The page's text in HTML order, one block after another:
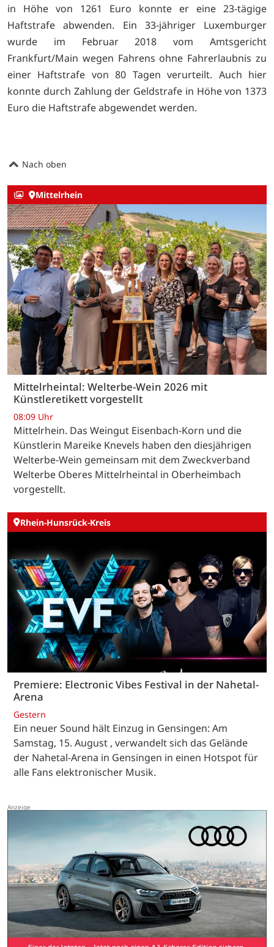
in Höhe von 1261 Euro konnte er eine 23-tägige
Haftstrafe abwenden. Ein 33-jähriger Luxemburger
wurde im Februar 2018 vom Amtsgericht
Frankfurt/Main wegen Fahrens ohne Fahrerlaubnis zu
einer Haftstrafe von 80 Tagen verurteilt. Auch hier
konnte durch Zahlung der Geldstrafe in Höhe von 1373
Euro die Haftstrafe abgewendet werden.
Nach oben
Mittelrhein
Mittelrheintal: Welterbe-Wein 2026 mit
Künstleretikett vorgestellt
08:09 Uhr
Mittelrhein. Das Weingut Eisenbach-Korn und die
Künstlerin Mareike Knevels haben den diesjährigen
Welterbe-Wein gemeinsam mit dem Zweckverband
Welterbe Oberes Mittelrheintal in Oberheimbach
vorgestellt.
Rhein-Hunsrück-Kreis
Premiere: Electronic Vibes Festival in der Nahetal-
Arena
Gestern
Ein neuer Sound hält Einzug in Gensingen: Am
Samstag, 15. August , verwandelt sich das Gelände
der Nahetal-Arena in Gensingen in einen Hotspot für
alle Fans elektronischer Musik.